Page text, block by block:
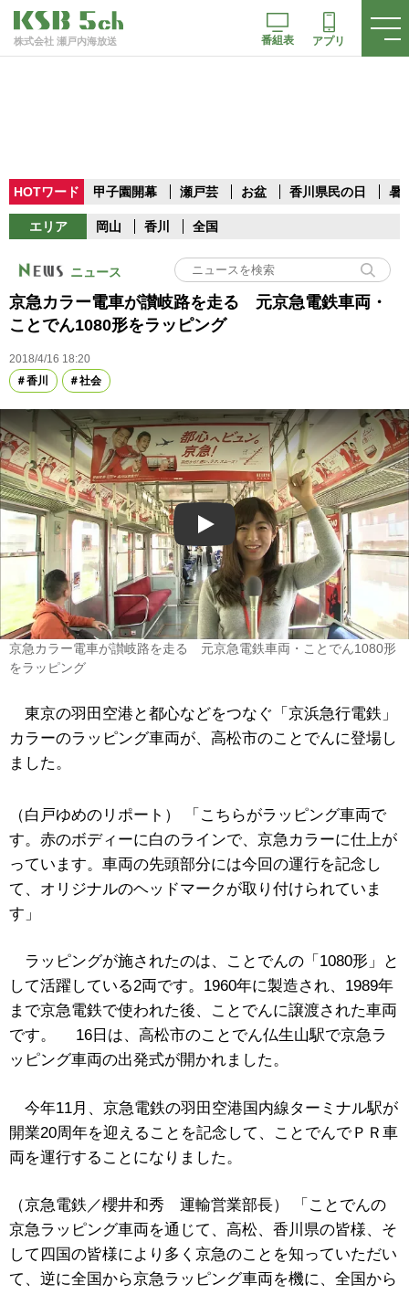
株式会社 瀬戸内海放送 番組表 アプリ
HOTワード 甲子園開幕 瀬戸芸 お盆 香川県民の日 暑
エリア 岡山 香川 全国
ニュース
京急カラー電車が讃岐路を走る 元京急電鉄車両・
ことでん1080形をラッピング
2018/4/16 18:20
香川
社会
Play
京急カラー電車が讃岐路を走る 元京急電鉄車両・ことでん1080形
をラッピング
東京の羽田空港と都心などをつなぐ「京浜急行電鉄」
カラーのラッピング車両が、高松市のことでんに登場し
ました。
（白戸ゆめのリポート） 「こちらがラッピング車両で
す。赤のボディーに白のラインで、京急カラーに仕上が
っています。車両の先頭部分には今回の運行を記念し
て、オリジナルのヘッドマークが取り付けられていま
す」
ラッピングが施されたのは、ことでんの「1080形」と
して活躍している2両です。1960年に製造され、1989年
まで京急電鉄で使われた後、ことでんに譲渡された車両
です。 16日は、高松市のことでん仏生山駅で京急ラ
ッピング車両の出発式が開かれました。
今年11月、京急電鉄の羽田空港国内線ターミナル駅が
開業20周年を迎えることを記念して、ことでんでＰＲ車
両を運行することになりました。
（京急電鉄／櫻井和秀 運輸営業部長） 「ことでんの
京急ラッピング車両を通じて、高松、香川県の皆様、そ
して四国の皆様により多く京急のことを知っていただい
て、逆に全国から京急ラッピング車両を機に、全国から